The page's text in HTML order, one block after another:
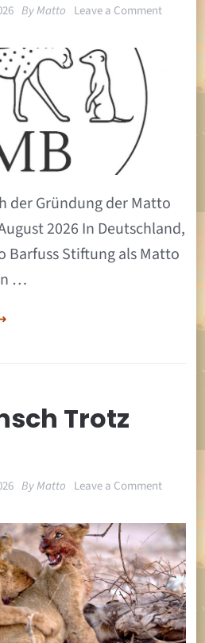
ByMatto Leave a Commenton
Stiftung
der Gründung der Matto
2026 In Deutschland,
Barfuss Stiftung als Matto
…
Trotz
ByMatto Leave a Commenton
trotz